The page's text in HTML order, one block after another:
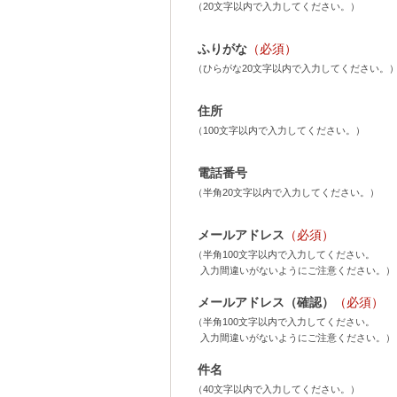
（20文字以内で入力してください。）
ふりがな （必須）
（ひらがな20文字以内で入力してください。
住所
（100文字以内で入力してください。）
電話番号
（半角20文字以内で入力してください。）
メールアドレス （必須）
（半角100文字以内で入力してください。
入力間違いがないようにご注意ください。）
メールアドレス（確認） （必須）
（半角100文字以内で入力してください。
入力間違いがないようにご注意ください。）
件名
（40文字以内で入力してください。）